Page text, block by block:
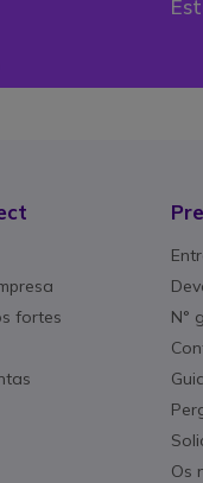
fortes
N°
Os